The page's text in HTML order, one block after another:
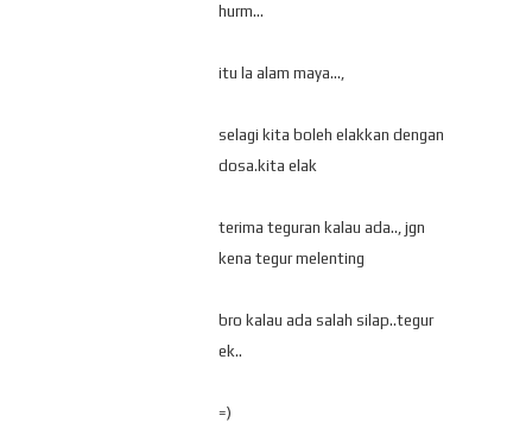
hurm...
itu la alam maya...,
selagi kita boleh elakkan dengan
dosa.kita elak
terima teguran kalau ada.., jgn
kena tegur melenting
bro kalau ada salah silap..tegur
ek..
=)